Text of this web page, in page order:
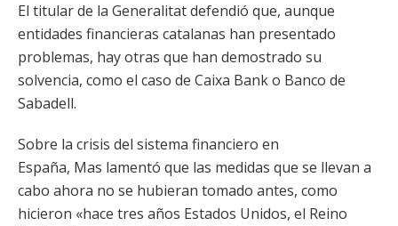
El titular de la Generalitat defendió que, aunque
entidades financieras catalanas han presentado
problemas, hay otras que han demostrado su
solvencia, como el caso de Caixa Bank o Banco de
Sabadell.
Sobre la crisis del sistema financiero en
España, Mas lamentó que las medidas que se llevan a
cabo ahora no se hubieran tomado antes, como
hicieron «hace tres años Estados Unidos, el Reino